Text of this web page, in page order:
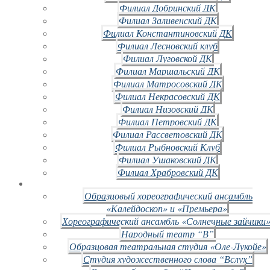
Филиал Добринский ДК
Филиал Заливенский ДК
Филиал Константиновский ДК
Филиал Лесновский клуб
Филиал Луговской ДК
Филиал Маршальский ДК
Филиал Матросовский ДК
Филиал Некрасовский ДК
Филиал Низовский ДК
Филиал Петровский ДК
Филиал Рассветовский ДК
Филиал Рыбновский Клуб
Филиал Ушаковский ДК
Филиал Храбровский ДК
Образцовый хореографический ансамбль
«Калейдоскоп» и «Премьера»
Хореографический ансамбль «Солнечные
Народный театр “В”
Образцовая театральная студия «Оле-Лукойе»
Студия художественного слова “Вслух”